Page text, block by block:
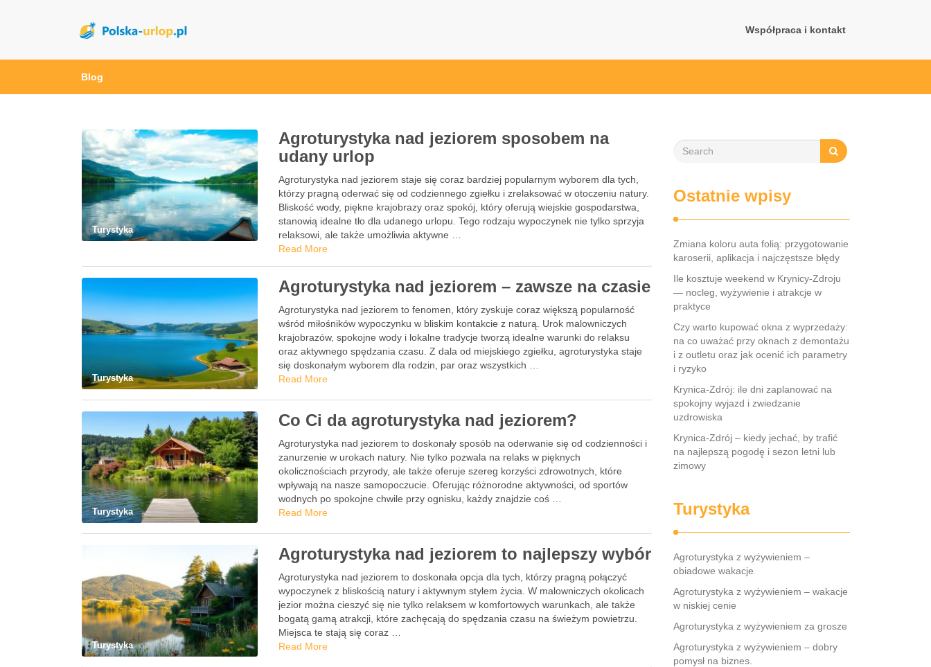
Współpraca i kontakt
Blog
Turystyka
Agroturystyka nad jeziorem sposobem na
udany urlop
Agroturystyka nad jeziorem staje się coraz bardziej popularnym wyborem dla tych,
którzy pragną oderwać się od codziennego zgiełku i zrelaksować w otoczeniu natury.
Bliskość wody, piękne krajobrazy oraz spokój, który oferują wiejskie gospodarstwa,
stanowią idealne tło dla udanego urlopu. Tego rodzaju wypoczynek nie tylko sprzyja
relaksowi, ale także umożliwia aktywne …
Read More
Turystyka
Agroturystyka nad jeziorem – zawsze na czasie
Agroturystyka nad jeziorem to fenomen, który zyskuje coraz większą popularność
wśród miłośników wypoczynku w bliskim kontakcie z naturą. Urok malowniczych
krajobrazów, spokojne wody i lokalne tradycje tworzą idealne warunki do relaksu
oraz aktywnego spędzania czasu. Z dala od miejskiego zgiełku, agroturystyka staje
się doskonałym wyborem dla rodzin, par oraz wszystkich …
Read More
Turystyka
Co Ci da agroturystyka nad jeziorem?
Agroturystyka nad jeziorem to doskonały sposób na oderwanie się od codzienności i
zanurzenie w urokach natury. Nie tylko pozwala na relaks w pięknych
okolicznościach przyrody, ale także oferuje szereg korzyści zdrowotnych, które
wpływają na nasze samopoczucie. Oferując różnorodne aktywności, od sportów
wodnych po spokojne chwile przy ognisku, każdy znajdzie coś …
Read More
Turystyka
Agroturystyka nad jeziorem to najlepszy wybór
Agroturystyka nad jeziorem to doskonała opcja dla tych, którzy pragną połączyć
wypoczynek z bliskością natury i aktywnym stylem życia. W malowniczych okolicach
jezior można cieszyć się nie tylko relaksem w komfortowych warunkach, ale także
bogatą gamą atrakcji, które zachęcają do spędzania czasu na świeżym powietrzu.
Miejsca te stają się coraz …
Read More
Ostatnie wpisy
Zmiana koloru auta folią: przygotowanie
karoserii, aplikacja i najczęstsze błędy
Ile kosztuje weekend w Krynicy-Zdroju
— nocleg, wyżywienie i atrakcje w
praktyce
Czy warto kupować okna z wyprzedaży:
na co uważać przy oknach z demontażu
i z outletu oraz jak ocenić ich parametry
i ryzyko
Krynica-Zdrój: ile dni zaplanować na
spokojny wyjazd i zwiedzanie
uzdrowiska
Krynica-Zdrój – kiedy jechać, by trafić
na najlepszą pogodę i sezon letni lub
zimowy
Turystyka
Agroturystyka z wyżywieniem –
obiadowe wakacje
Agroturystyka z wyżywieniem – wakacje
w niskiej cenie
Agroturystyka z wyżywieniem za grosze
Agroturystyka z wyżywieniem – dobry
pomysł na biznes.